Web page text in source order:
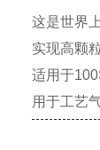
这是世界
实现高颗
适用于
用于工艺